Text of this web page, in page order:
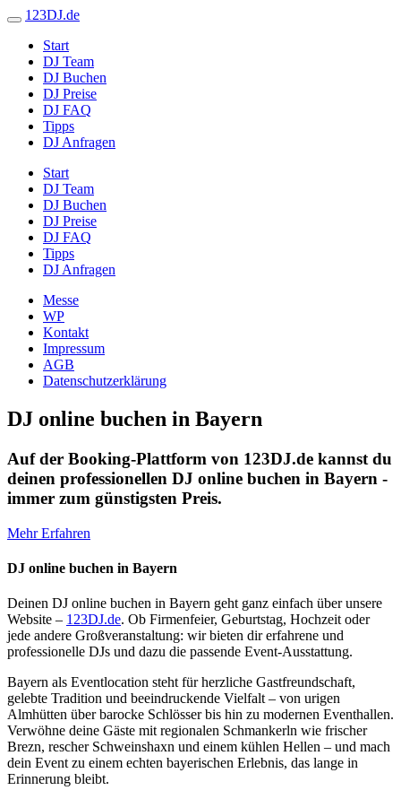
123DJ.de
Start
DJ Team
DJ Buchen
DJ Preise
DJ FAQ
Tipps
DJ Anfragen
Start
DJ Team
DJ Buchen
DJ Preise
DJ FAQ
Tipps
DJ Anfragen
Messe
WP
Kontakt
Impressum
AGB
Datenschutzerklärung
DJ online buchen in Bayern
Auf der Booking-Plattform von 123DJ.de kannst du
deinen professionellen DJ online buchen in Bayern -
immer zum günstigsten Preis.
Mehr Erfahren
DJ online buchen in Bayern
Deinen DJ online buchen in Bayern geht ganz einfach über unsere
Website – 123DJ.de. Ob Firmenfeier, Geburtstag, Hochzeit oder
jede andere Großveranstaltung: wir bieten dir erfahrene und
professionelle DJs und dazu die passende Event-Ausstattung.
Bayern als Eventlocation steht für herzliche Gastfreundschaft,
gelebte Tradition und beeindruckende Vielfalt – von urigen
Almhütten über barocke Schlösser bis hin zu modernen Eventhallen.
Verwöhne deine Gäste mit regionalen Schmankerln wie frischer
Brezn, rescher Schweinshaxn und einem kühlen Hellen – und mach
dein Event zu einem echten bayerischen Erlebnis, das lange in
Erinnerung bleibt.